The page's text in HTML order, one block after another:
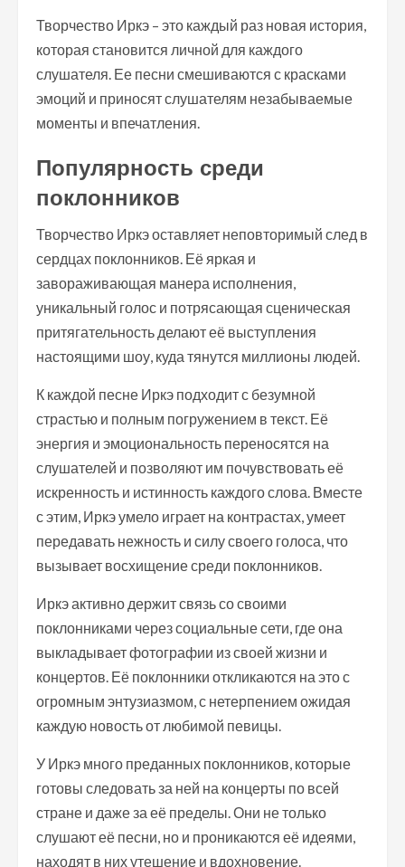
Творчество Иркэ – это каждый раз новая история,
которая становится личной для каждого
слушателя. Ее песни смешиваются с красками
эмоций и приносят слушателям незабываемые
моменты и впечатления.
Популярность среди
поклонников
Творчество Иркэ оставляет неповторимый след в
сердцах поклонников. Её яркая и
завораживающая манера исполнения,
уникальный голос и потрясающая сценическая
притягательность делают её выступления
настоящими шоу, куда тянутся миллионы людей.
К каждой песне Иркэ подходит с безумной
страстью и полным погружением в текст. Её
энергия и эмоциональность переносятся на
слушателей и позволяют им почувствовать её
искренность и истинность каждого слова. Вместе
с этим, Иркэ умело играет на контрастах, умеет
передавать нежность и силу своего голоса, что
вызывает восхищение среди поклонников.
Иркэ активно держит связь со своими
поклонниками через социальные сети, где она
выкладывает фотографии из своей жизни и
концертов. Её поклонники откликаются на это с
огромным энтузиазмом, с нетерпением ожидая
каждую новость от любимой певицы.
У Иркэ много преданных поклонников, которые
готовы следовать за ней на концерты по всей
стране и даже за её пределы. Они не только
слушают её песни, но и проникаются её идеями,
находят в них утешение и вдохновение.